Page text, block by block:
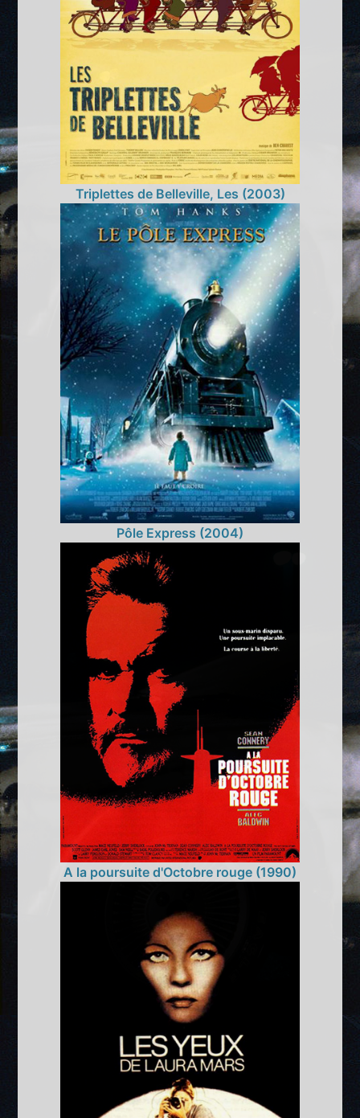
Triplettes de Belleville, Les (2003)
Pôle Express (2004)
A la poursuite d'Octobre rouge (1990)